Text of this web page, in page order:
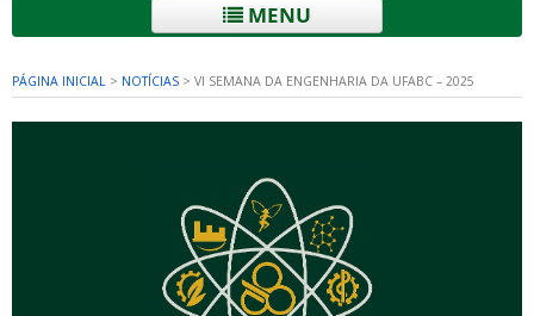
MENU
PÁGINA INICIAL > NOTÍCIAS > VI SEMANA DA ENGENHARIA DA UFABC – 2025